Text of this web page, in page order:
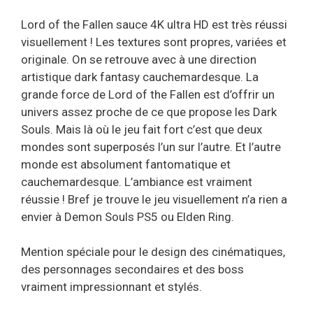
Lord of the Fallen sauce 4K ultra HD est très réussi
visuellement ! Les textures sont propres, variées et
originale. On se retrouve avec à une direction
artistique dark fantasy cauchemardesque. La
grande force de Lord of the Fallen est d’offrir un
univers assez proche de ce que propose les Dark
Souls. Mais là où le jeu fait fort c’est que deux
mondes sont superposés l’un sur l’autre. Et l’autre
monde est absolument fantomatique et
cauchemardesque. L’ambiance est vraiment
réussie ! Bref je trouve le jeu visuellement n’a rien a
envier à Demon Souls PS5 ou Elden Ring.
Mention spéciale pour le design des cinématiques,
des personnages secondaires et des boss
vraiment impressionnant et stylés.